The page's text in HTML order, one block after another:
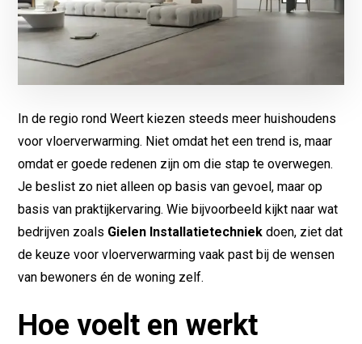
In de regio rond Weert kiezen steeds meer huishoudens
voor vloerverwarming. Niet omdat het een trend is, maar
omdat er goede redenen zijn om die stap te overwegen.
Je beslist zo niet alleen op basis van gevoel, maar op
basis van praktijkervaring. Wie bijvoorbeeld kijkt naar wat
bedrijven zoals Gielen Installatietechniek doen, ziet dat
de keuze voor vloerverwarming vaak past bij de wensen
van bewoners én de woning zelf.
Hoe voelt en werkt